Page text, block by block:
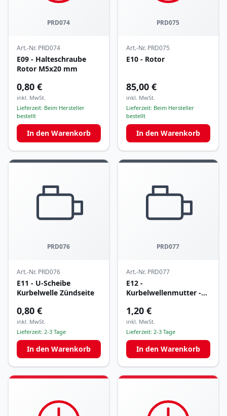
PRD074
Art.-Nr. PRD074
E09 - Halteschraube
Rotor M5x20 mm
0,80 €
inkl. MwSt.
Lieferzeit: Beim Hersteller
bestellt
In den Warenkorb
PRD075
Art.-Nr. PRD075
E10 - Rotor
85,00 €
inkl. MwSt.
Lieferzeit: Beim Hersteller
bestellt
In den Warenkorb
PRD076
Art.-Nr. PRD076
E11 - U-Scheibe
Kurbelwelle Zündseite
0,80 €
inkl. MwSt.
Lieferzeit: 2-3 Tage
In den Warenkorb
PRD077
Art.-Nr. PRD077
E12 -
Kurbelwellenmutter -
1,20 €
inkl. MwSt.
Lieferzeit: 2-3 Tage
In den Warenkorb